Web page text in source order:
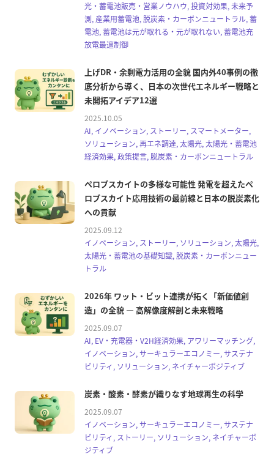
光・蓄電池販売・営業ノウハウ, 投資対効果, 未来予
測, 産業用蓄電池, 脱炭素・カーボンニュートラル, 蓄
電池, 蓄電池は元が取れる・元が取れない, 蓄電池充
放電最適制御
上げDR・余剰電力活用の全貌 国内外40事例の徹
底分析から導く、日本の次世代エネルギー戦略と
未開拓アイデア12選
2025.10.05
AI, イノベーション, ストーリー, スマートメーター,
ソリューション, 再エネ調達, 太陽光, 太陽光・蓄電池
経済効果, 政策提言, 脱炭素・カーボンニュートラル
ペロブスカイトの多様な可能性 発電を超えたペ
ロブスカイト応用技術の最前線と日本の脱炭素化
への貢献
2025.09.12
イノベーション, ストーリー, ソリューション, 太陽光,
太陽光・蓄電池の基礎知識, 脱炭素・カーボンニュー
トラル
2026年 ワット・ビット連携が拓く「新価値創
造」の全貌 — 高解像度解剖と未来戦略
2025.09.07
AI, EV・充電器・V2H経済効果, アワリーマッチング,
イノベーション, サーキュラーエコノミー, サステナ
ビリティ, ソリューション, ネイチャーポジティブ
炭素・酸素・酵素が織りなす地球再生の科学
2025.09.07
イノベーション, サーキュラーエコノミー, サステナ
ビリティ, ストーリー, ソリューション, ネイチャーポ
ジティブ